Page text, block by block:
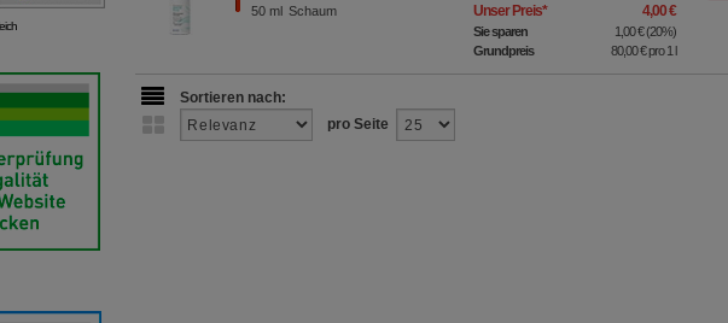
50 ml Schaum Unser Preis* 4,00 €
Sie sparen 1,00 €(20%)
Grundpreis
80,00 €pro 1 l
Sortieren nach:
pro Seite